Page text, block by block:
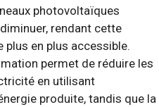
photovoltaïques
rendant cette
plus en plus accessible.
permet de réduire les
en utilisant
produite, tandis que la